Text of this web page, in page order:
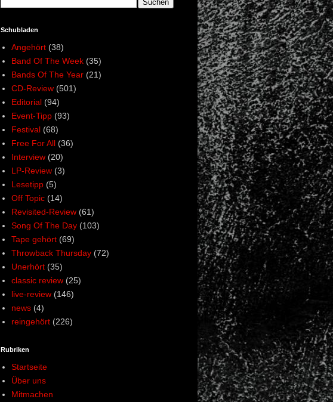
Schubladen
Angehört (38)
Band Of The Week (35)
Bands Of The Year (21)
CD-Review (501)
Editorial (94)
Event-Tipp (93)
Festival (68)
Free For All (36)
Interview (20)
LP-Review (3)
Lesetipp (5)
Off Topic (14)
Revisited-Review (61)
Song Of The Day (103)
Tape gehört (69)
Throwback Thursday (72)
Unerhört (35)
classic review (25)
live-review (146)
news (4)
reingehört (226)
Rubriken
Startseite
Über uns
Mitmachen